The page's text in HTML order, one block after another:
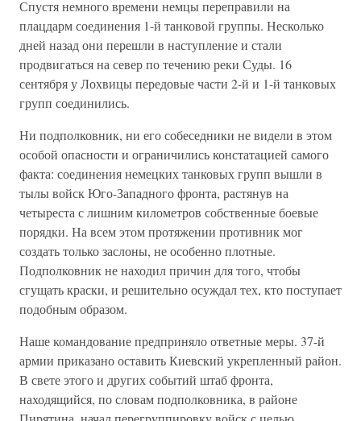
Спустя немного времени немцы переправили на
плацдарм соединения 1-й танковой группы. Несколько
дней назад они перешли в наступление и стали
продвигаться на север по течению реки Суды. 16
сентября у Лохвицы передовые части 2-й и 1-й танковых
групп соединились.
Ни подполковник, ни его собеседники не видели в этом
особой опасности и ограничились констатацией самого
факта: соединения немецких танковых групп вышли в
тылы войск Юго-Западного фронта, растянув на
четыреста с лишним километров собственные боевые
порядки. На всем этом протяжении противник мог
создать только заслоны, не особенно плотные.
Подполковник не находил причин для того, чтобы
сгущать краски, и решительно осуждал тех, кто поступает
подобным образом.
Наше командование предприняло ответные меры. 37-й
армии приказано оставить Киевский укрепленный район.
В свете этого и других событий штаб фронта,
находящийся, по словам подполковника, в районе